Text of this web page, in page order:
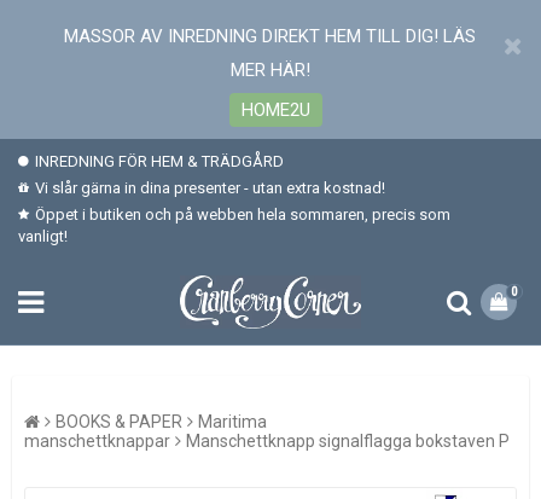
MASSOR AV INREDNING DIREKT HEM TILL DIG! LÄS
MER HÄR!
HOME2U
INREDNING FÖR HEM & TRÄDGÅRD
Vi slår gärna in dina presenter - utan extra kostnad!
Öppet i butiken och på webben hela sommaren, precis som
vanligt!
0
BOOKS & PAPER
Maritima
manschettknappar
Manschettknapp signalflagga bokstaven P